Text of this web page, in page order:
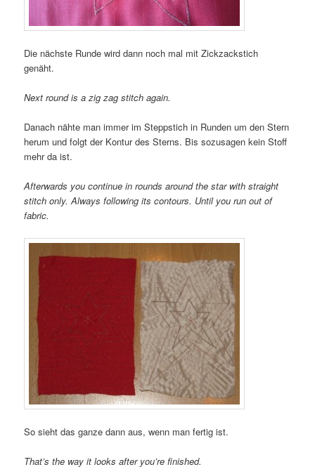
Die nächste Runde wird dann noch mal mit Zickzackstich
genäht.
Next round is a zig zag stitch again.
Danach nähte man immer im Steppstich in Runden um den Stern
herum und folgt der Kontur des Sterns. Bis sozusagen kein Stoff
mehr da ist.
Afterwards you continue in rounds around the star with straight
stitch only. Always following its contours. Until you run out of
fabric.
So sieht das ganze dann aus, wenn man fertig ist.
That’s the way it looks after you’re finished.